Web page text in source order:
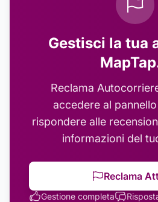
Gestisci la tua
Reclama
accedere al
rispondere alle
informazioni del
Reclama
Gestione completa